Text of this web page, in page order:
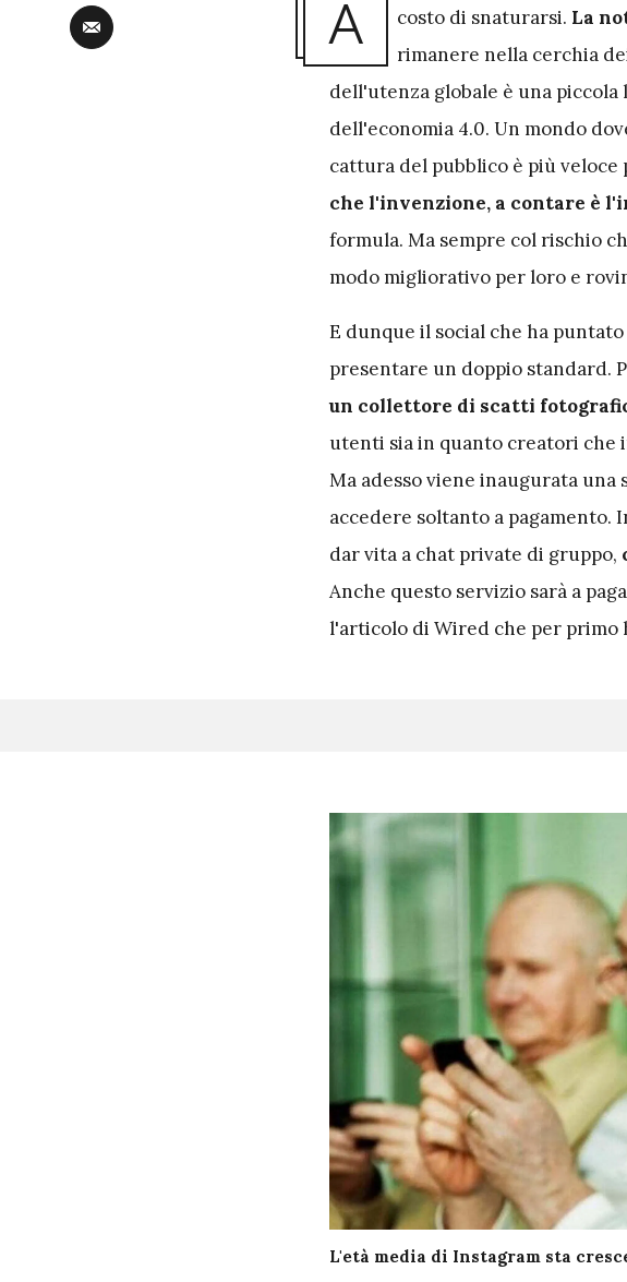
A costo di snaturarsi. La
rimanere nella cerchia
dell'utenza globale è una
dell'economia 4.0. Un mondo
cattura del pubblico è più
che l'invenzione, a contare è
formula. Ma sempre col rischio
modo migliorativo per loro e
E dunque il social che ha
presentare un doppio standard.
un collettore di scatti
utenti sia in quanto creatori
Ma adesso viene inaugurata
accedere soltanto a pagamento.
dar vita a chat private di gruppo,
Anche questo servizio sarà a
l'articolo di Wired che per primo
L'età media di Instagram sta